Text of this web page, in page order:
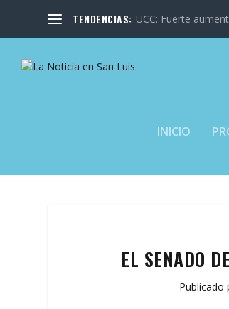
TENDENCIAS: UCC: Fuerte
INICIO
EL SENADO
Publicado